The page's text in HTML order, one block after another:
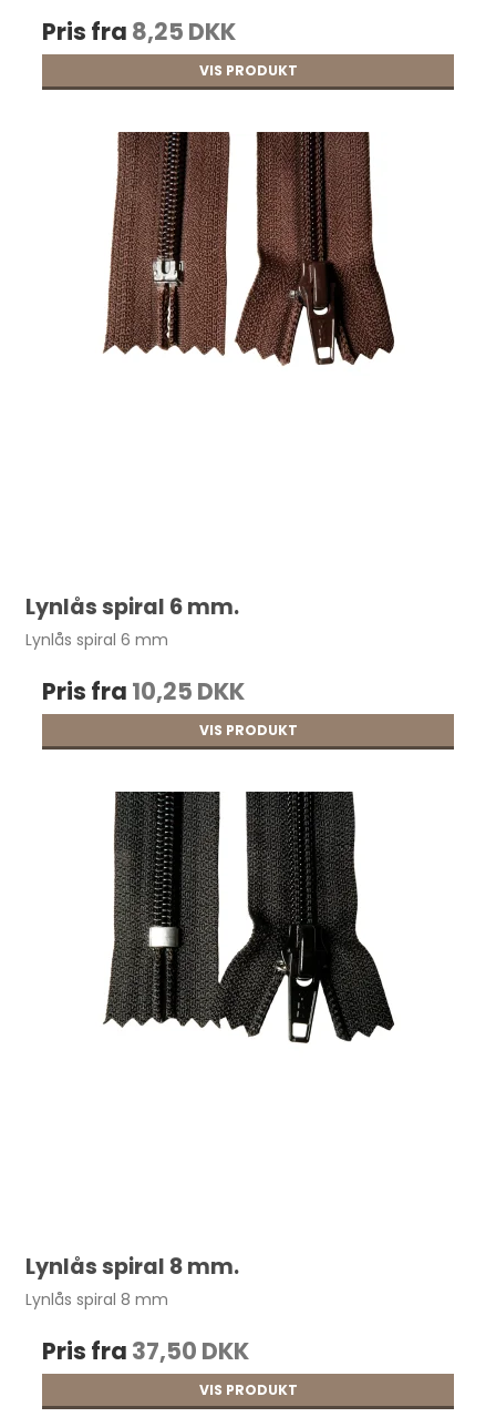
Pris fra 8,25 DKK
VIS PRODUKT
Lynlås spiral 6 mm.
Lynlås spiral 6 mm
Pris fra 10,25 DKK
VIS PRODUKT
Lynlås spiral 8 mm.
Lynlås spiral 8 mm
Pris fra 37,50 DKK
VIS PRODUKT